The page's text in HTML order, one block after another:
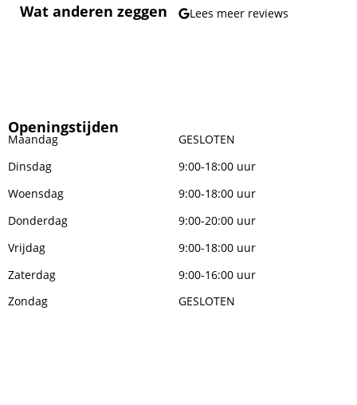
Wat anderen zeggen Lees meer reviews
Openingstijden
Maandag
GESLOTEN
Dinsdag
9:00-18:00 uur
Woensdag
9:00-18:00 uur
Donderdag
9:00-20:00 uur
Vrijdag
9:00-18:00 uur
Zaterdag
9:00-16:00 uur
Zondag
GESLOTEN